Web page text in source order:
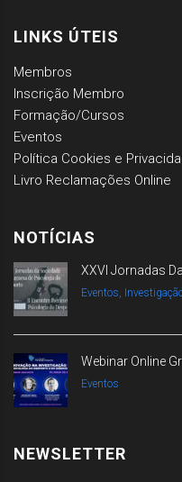
LINKS ÚTEIS
Membros
Inscrição Membro
Formação/Cursos
Eventos
Política Cookies e
Livro Reclamações Online
NOTÍCIAS
XXVI Jornadas
Eventos,
Webinar Online
Eventos
NEWSLETTER